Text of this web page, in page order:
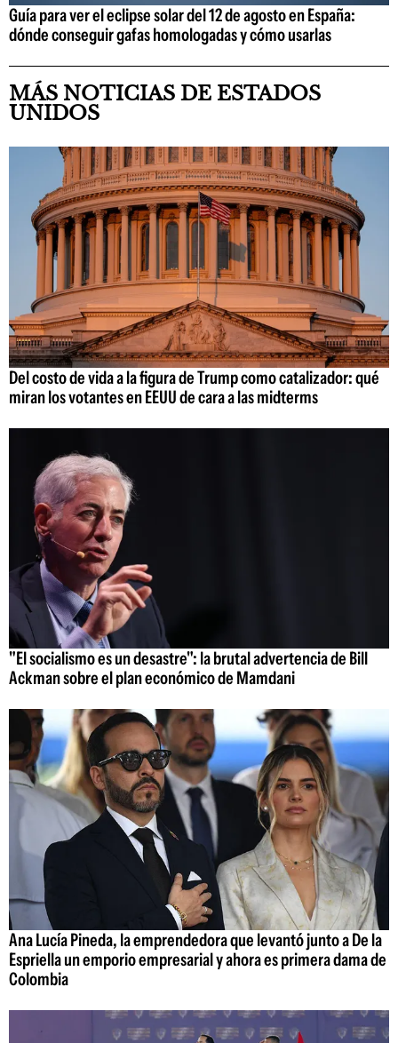
Guía para ver el eclipse solar del 12 de agosto en España:
dónde conseguir gafas homologadas y cómo usarlas
MÁS NOTICIAS DE ESTADOS
UNIDOS
Del costo de vida a la figura de Trump como catalizador: qué
miran los votantes en EEUU de cara a las midterms
"El socialismo es un desastre": la brutal advertencia de Bill
Ackman sobre el plan económico de Mamdani
Ana Lucía Pineda, la emprendedora que levantó junto a De la
Espriella un emporio empresarial y ahora es primera dama de
Colombia